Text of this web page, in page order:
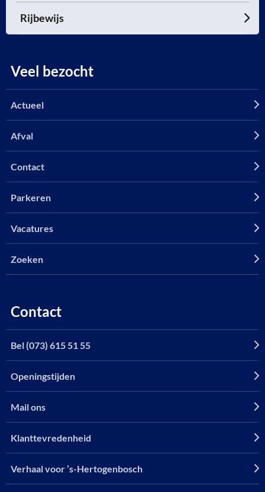
Rijbewijs
Veel bezocht
Actueel
Afval
Contact
Parkeren
Vacatures
Zoeken
Contact
Bel (073) 615 51 55
Openingstijden
Mail ons
Klanttevredenheid
Verhaal voor ’s-Hertogenbosch